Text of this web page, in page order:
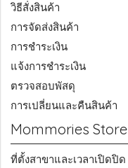
วิธีสั่งสินค้า
การจัดส่งสินค้า
การชำระเงิน
แจ้งการชำระเงิน
ตรวจสอบพัสดุ
การเปลี่ยนและคืนสินค้า
Mommories Store
ที่ตั้งสาขาและเวลาเปิดปิด